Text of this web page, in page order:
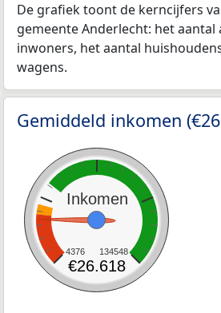
De grafiek toont de kerncijfers
gemeente Anderlecht: het aantal
inwoners, het aantal
wagens.
Gemiddeld inkomen
Inkomen
4376 134548
€26.618